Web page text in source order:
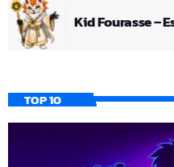
Kid Fourasse –
TOP 10